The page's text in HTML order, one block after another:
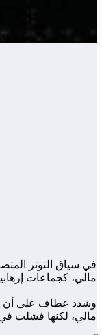
في سياق التوتر
مالي، كجماعات
وشدد عطاف على أن
مالي، لكنها فشلت